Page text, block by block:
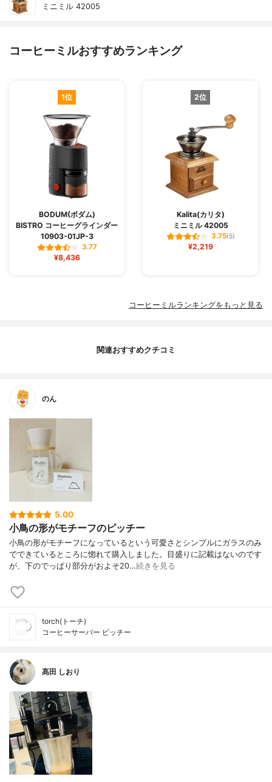
ミニミル 42005
コーヒーミルおすすめランキング
1位
BODUM(ボダム)
BISTRO コーヒーグラインダー
10903-01JP-3
3.77
¥8,436
2位
Kalita(カリタ)
ミニミル 42005
3.75(5)
¥2,219
コーヒーミルランキングをもっと見る
関連おすすめクチコミ
のん
5.00
小鳥の形がモチーフのピッチー
小鳥の形がモチーフになっているという可愛さとシンプルにガラスのみ
でできているところに惚れて購入しました。目盛りに記載はないのです
が、下のでっぱり部分がおよそ20…続きを見る
torch(トーチ)
コーヒーサーバー ピッチー
髙田 しおり